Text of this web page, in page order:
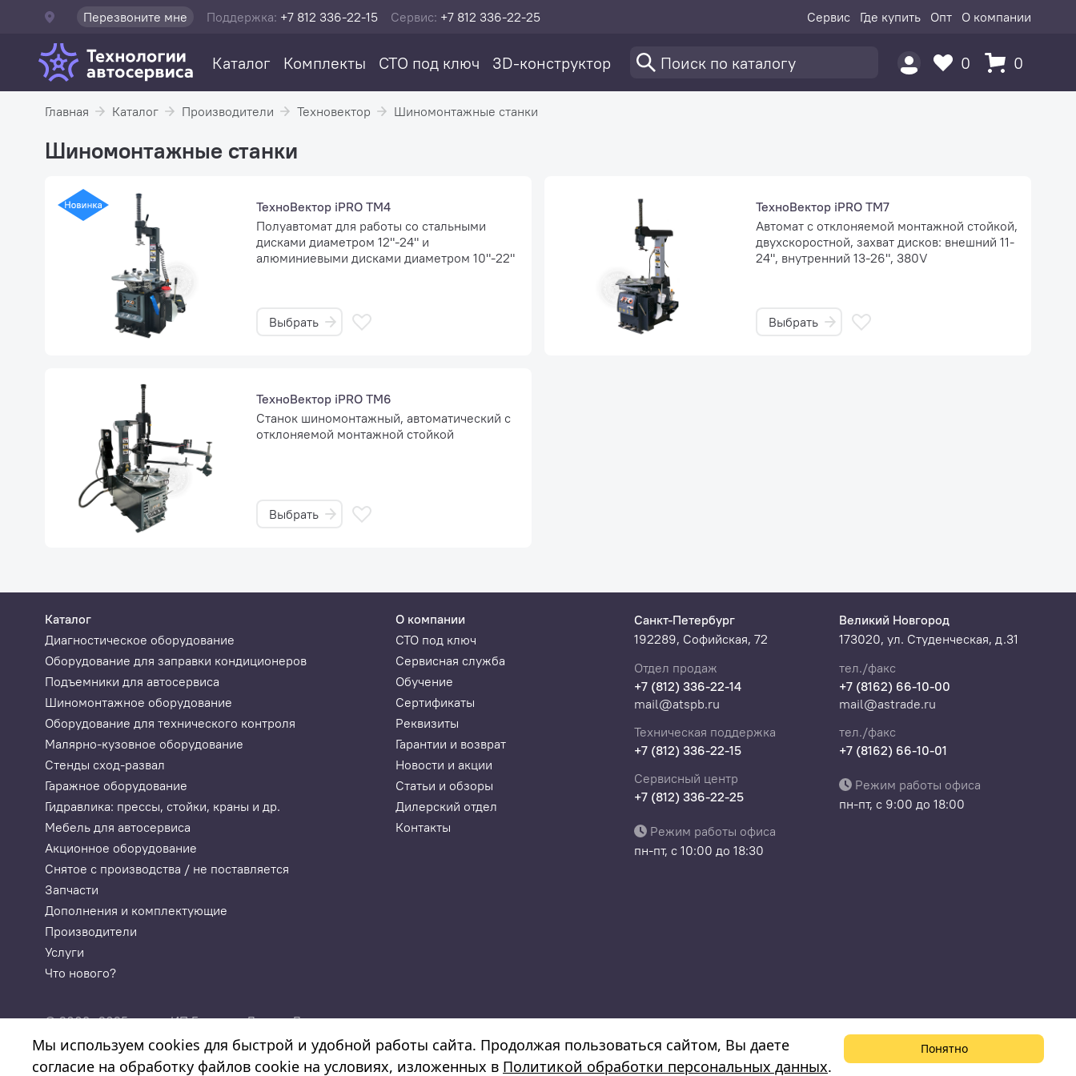
Перезвоните мне Поддержка: +7 812 336-22-15 Сервис: +7 812 336-22-25 Сервис Где купить Опт О компании
Каталог Комплекты СТО под ключ 3D-конструктор 0 0
Главная Каталог Производители Техновектор Шиномонтажные станки
Шиномонтажные станки
ТехноВектор iPRO TM4
Полуавтомат для работы со стальными
дисками диаметром 12"-24" и
алюминиевыми дисками диаметром 10"-22"
Выбрать
ТехноВектор iPRO TM7
Автомат с отклоняемой монтажной стойкой,
двухскоростной, захват дисков: внешний 11-
24", внутренний 13-26", 380V
Выбрать
ТехноВектор iPRO TM6
Станок шиномонтажный, автоматический с
отклоняемой монтажной стойкой
Выбрать
Каталог
Диагностическое оборудование
Оборудование для заправки кондиционеров
Подъемники для автосервиса
Шиномонтажное оборудование
Оборудование для технического контроля
Малярно-кузовное оборудование
Стенды сход-развал
Гаражное оборудование
Гидравлика: прессы, стойки, краны и др.
Мебель для автосервиса
Акционное оборудование
Снятое с производства / не поставляется
Запчасти
Дополнения и комплектующие
Производители
Услуги
Что нового?
О компании
СТО под ключ
Сервисная служба
Обучение
Сертификаты
Реквизиты
Гарантии и возврат
Новости и акции
Статьи и обзоры
Дилерский отдел
Контакты
Санкт-Петербург
192289, Софийская, 72
Отдел продаж
+7 (812) 336-22-14
mail@atspb.ru
Техническая поддержка
+7 (812) 336-22-15
Сервисный центр
+7 (812) 336-22-25
Режим работы офиса
пн-пт, с 10:00 до 18:30
Великий Новгород
173020, ул. Студенческая, д.31
тел./факс
+7 (8162) 66-10-00
mail@astrade.ru
тел./факс
+7 (8162) 66-10-01
Режим работы офиса
пн-пт, с 9:00 до 18:00
© 2003—2025
«Автосервисторг»
ИП Годунова Лариса Леонидовна
ИНН 532108772827, ОГРНИП 308532130300022, ОКПО 308532130300022
Политика обработки персональных данных
Мы используем cookies для быстрой и удобной работы сайта. Продолжая пользоваться сайтом, Вы даете
согласие на обработку файлов cookie на условиях, изложенных в Политикой обработки персональных данных.
Понятно